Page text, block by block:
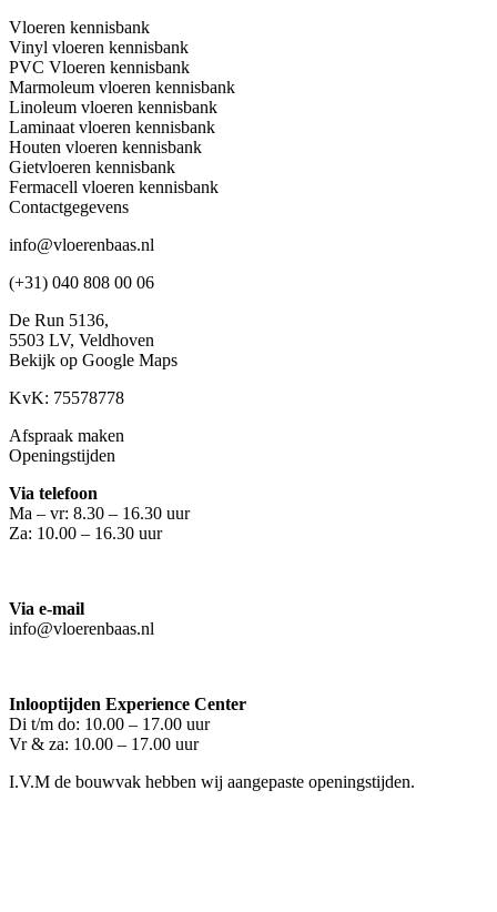
Vloeren kennisbank
Vinyl vloeren kennisbank
PVC Vloeren kennisbank
Marmoleum vloeren kennisbank
Linoleum vloeren kennisbank
Laminaat vloeren kennisbank
Houten vloeren kennisbank
Gietvloeren kennisbank
Fermacell vloeren kennisbank
Contactgegevens
info@vloerenbaas.nl
(+31) 040 808 00 06
De Run 5136,
5503 LV, Veldhoven
Bekijk op Google Maps
KvK: 75578778
Afspraak maken
Openingstijden
Via telefoon
Ma – vr: 8.30 – 16.30 uur
Za: 10.00 – 16.30 uur
Via e-mail
info@vloerenbaas.nl
Inlooptijden Experience Center
Di t/m do: 10.00 – 17.00 uur
Vr & za: 10.00 – 17.00 uur
I.V.M de bouwvak hebben wij aangepaste openingstijden.